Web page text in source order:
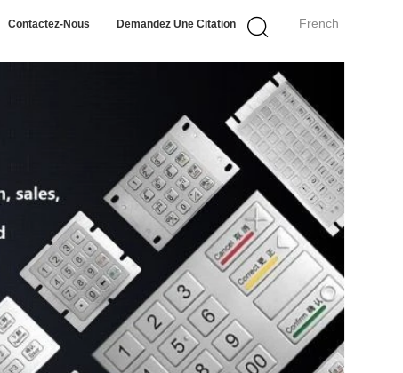
French
Contactez-Nous Demandez Une Citation